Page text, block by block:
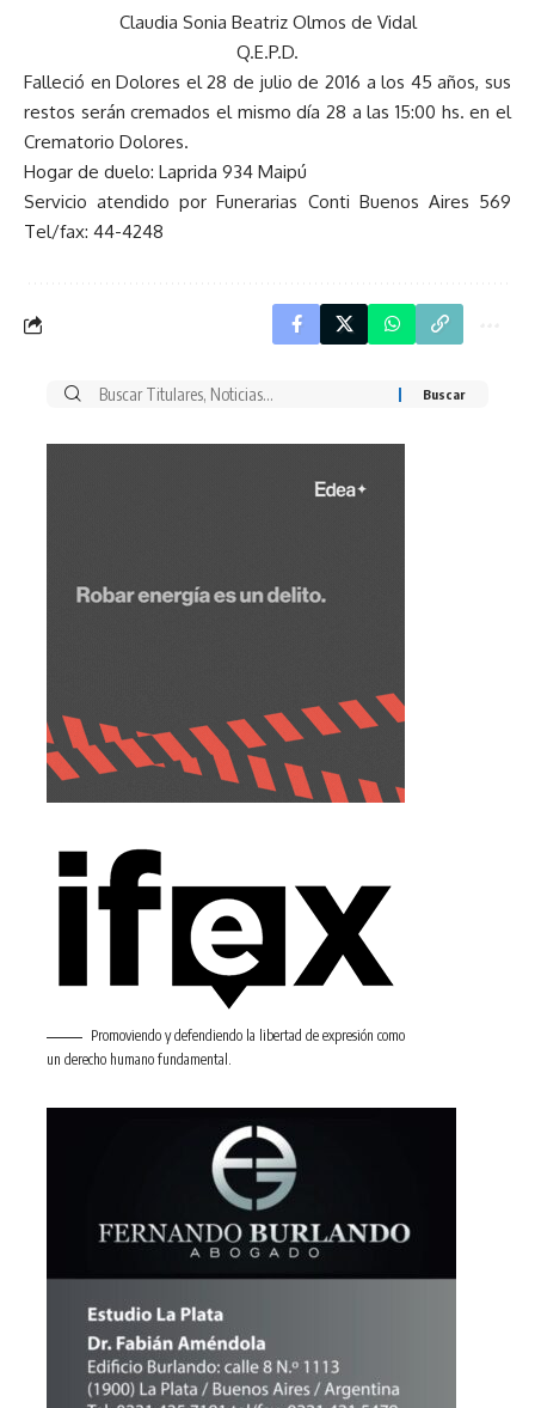
Claudia Sonia Beatriz Olmos de Vidal
Q.E.P.D.
Falleció en Dolores el 28 de julio de 2016 a los 45 años, sus
restos serán cremados el mismo día 28 a las 15:00 hs. en el
Crematorio Dolores.
Hogar de duelo: Laprida 934 Maipú
Servicio atendido por Funerarias Conti Buenos Aires 569
Tel/fax: 44-4248
Buscar
Promoviendo y defendiendo la libertad de expresión como
un derecho humano fundamental.